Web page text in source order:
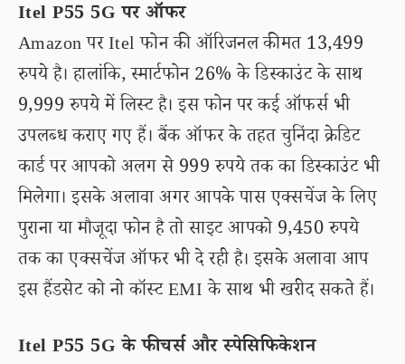
Itel P55 5G पर ऑफर
Amazon पर Itel फोन की ऑरिजनल कीमत 13,499
रुपये है। हालांकि, स्मार्टफोन 26% के डिस्काउंट के साथ
9,999 रुपये में लिस्ट है। इस फोन पर कई ऑफर्स भी
उपलब्ध कराए गए हैं। बैंक ऑफर के तहत चुनिंदा क्रेडिट
कार्ड पर आपको अलग से 999 रुपये तक का डिस्काउंट भी
मिलेगा। इसके अलावा अगर आपके पास एक्सचेंज के लिए
पुराना या मौजूदा फोन है तो साइट आपको 9,450 रुपये
तक का एक्सचेंज ऑफर भी दे रही है। इसके अलावा आप
इस हैंडसेट को नो कॉस्ट EMI के साथ भी खरीद सकते हैं।
Itel P55 5G के फीचर्स और स्पेसिफिकेशन